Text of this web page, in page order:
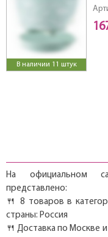
В наличии 11 штук
На официальном
представлено:
🍴 8 товаров в
страны: Россия
🍴 Доставка по Москве